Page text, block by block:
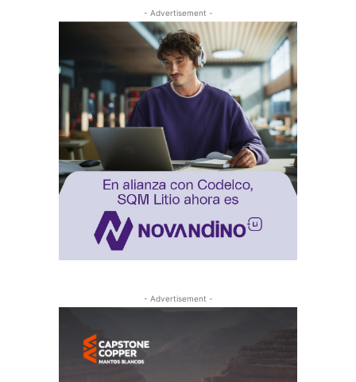
- Advertisement -
- Advertisement -